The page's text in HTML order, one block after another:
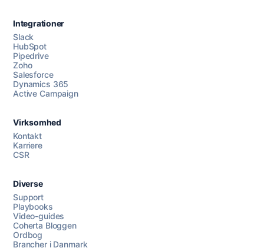
Chat med os
AI Campaign Assist
Integrationer
Slack
HubSpot
Pipedrive
Zoho
Salesforce
Dynamics 365
Active Campaign
Virksomhed
Kontakt
Karriere
CSR
Diverse
Support
Playbooks
Video-guides
Coherta Bloggen
Ordbog
Brancher i Danmark